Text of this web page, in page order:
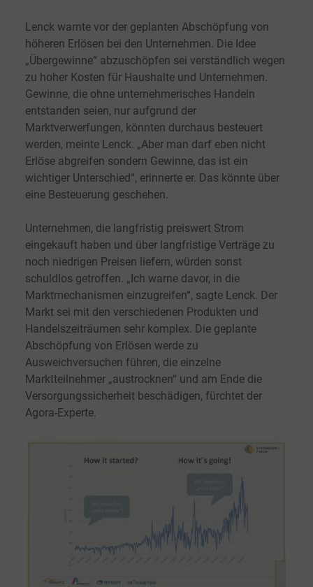
Lenck warnte vor der geplanten Abschöpfung von
höheren Erlösen bei den Unternehmen. Die Idee
„Übergewinne“ abzuschöpfen sei verständlich wegen
zu hoher Kosten für Haushalte und Unternehmen.
Gewinne, die ohne unternehmerisches Handeln
entstanden seien, nur aufgrund der
Marktverwerfungen, könnten durchaus besteuert
werden, meinte Lenck. „Aber man darf eben nicht
Erlöse abgreifen sondern Gewinne, das ist ein
wichtiger Unterschied“, erinnerte er. Das könnte über
eine Besteuerung geschehen.
Unternehmen, die langfristig preiswert Strom
eingekauft haben und über langfristige Verträge zu
noch niedrigen Preisen liefern, würden sonst
schuldlos getroffen. „Ich warne davor, in die
Marktmechanismen einzugreifen“, sagte Lenck. Der
Markt sei mit den verschiedenen Produkten und
Handelszeiträumen sehr komplex. Die geplante
Abschöpfung von Erlösen werde zu
Ausweichversuchen führen, die einzelne
Marktteilnehmer „austrocknen“ und am Ende die
Versorgungssicherheit beschädigen, fürchtet der
Agora-Experte.